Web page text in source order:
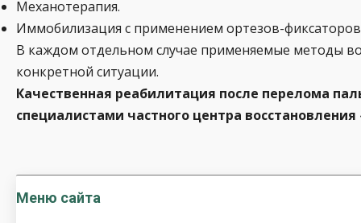
Механотерапия.
Иммобилизация с применением ортезов-
В каждом отдельном случае применяемые методы
конкретной ситуации.
Качественная реабилитация после перелома
специалистами частного центра
Меню сайта